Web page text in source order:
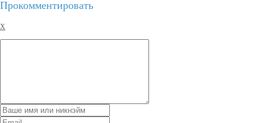
Прокомментировать
X